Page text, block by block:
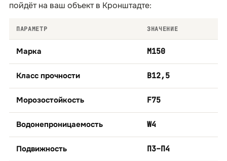
пойдёт на ваш объект в Кронштадте:
ПАРАМЕТР ЗНАЧЕНИЕ
Марка М150
Класс прочности B12,5
Морозостойкость F75
Водонепроницаемость W4
Подвижность П3–П4